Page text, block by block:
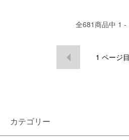
全681商品中 1 -
1 ページ目
カテゴリー